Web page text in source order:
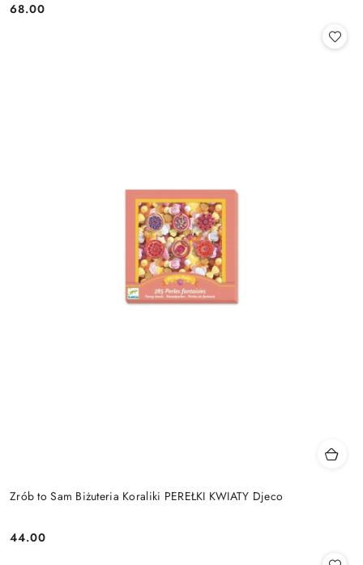
Cena:
68.00
Zrób to Sam Biżuteria Koraliki PEREŁKI KWIATY Djeco
Cena:
44.00